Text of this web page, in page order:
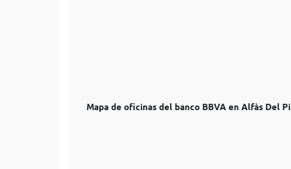
Mapa de oficinas del banco BBVA en Alfàs Del Pi